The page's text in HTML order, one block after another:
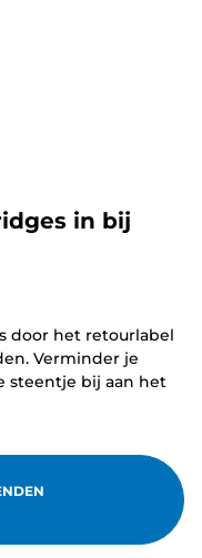
in bij
door het retourlabel
Verminder je
steentje bij aan het